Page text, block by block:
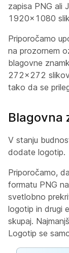
zapisa PNG ali
1920x1080
Priporočamo
na prozornem
blagovne
272x272
tako da se
Blagovna
V stanju
dodate logotip.
Priporočamo,
formatu PNG
svetlobno
logotip in drugi
skupaj.
Logotip se